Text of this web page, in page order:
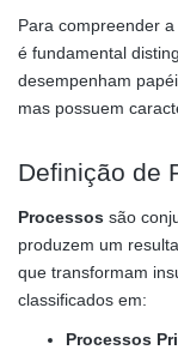
Para compreender
é fundamental
desempenham
mas possuem
Definição de
Processos são
produzem um
que transformam
classificados em:
Processos